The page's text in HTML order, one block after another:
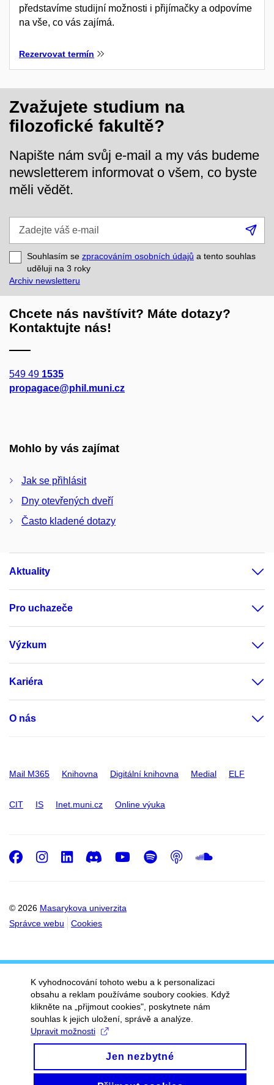
představíme studijní možnosti i přijímačky a odpovíme
na vše, co vás zajímá.
Rezervovat termín
Zvažujete studium na
filozofické fakultě?
Napište nám svůj e-mail a my vás budeme
newsletterem informovat o všem, co byste
měli vědět.
e-
mail
Souhlasím se zpracováním osobních údajů a tento souhlas
uděluji na 3 roky
Archiv newsletteru
Chcete nás navštívit? Máte dotazy?
Kontaktujte nás!
549 49 1535
propagace@phil.muni.cz
Mohlo by vás zajímat
Jak se přihlásit
Dny otevřených dveří
Často kladené dotazy
Aktuality
Pro uchazeče
Výzkum
Kariéra
O nás
Mail M365 Knihovna Digitální knihovna Medial ELF
CIT IS Inet.muni.cz Online výuka
© 2026 Masarykova univerzita
Správce webu
Cookies
Facebook
Instagram
LinkedIn
DiscordYoutube
Spotify
Podcast
K vyhodnocování tohoto webu a k personalizaci
obsahu a reklam používáme soubory cookies. Když
klikněte na „přijmout cookies", poskytnete nám
souhlas k jejich uložení, správě a analýze.
Upravit možnosti
Jen nezbytné